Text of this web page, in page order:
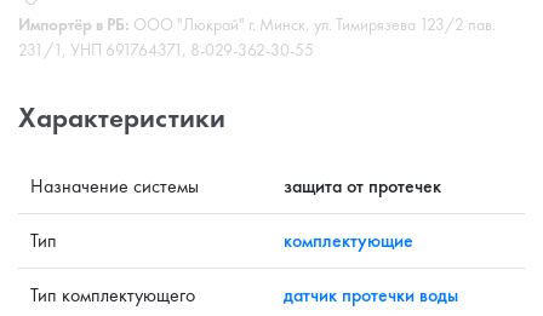
Импортёр в РБ: ООО "Люкрай" г. Минск, ул. Тимирязева 123/2 пав.
231/1, УНП 691764371, 8-029-362-30-55
Характеристики
Назначение системы защита от протечек
Тип комплектующие
Тип комплектующего датчик протечки воды